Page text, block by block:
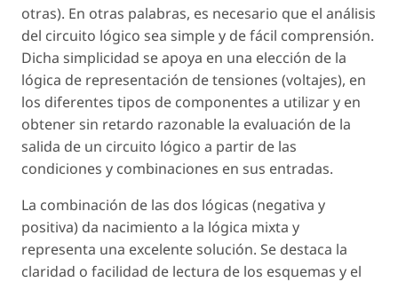
otras). En otras palabras, es necesario que el análisis
del circuito lógico sea simple y de fácil comprensión.
Dicha simplicidad se apoya en una elección de la
lógica de representación de tensiones (voltajes), en
los diferentes tipos de componentes a utilizar y en
obtener sin retardo razonable la evaluación de la
salida de un circuito lógico a partir de las
condiciones y combinaciones en sus entradas.
La combinación de las dos lógicas (negativa y
positiva) da nacimiento a la lógica mixta y
representa una excelente solución. Se destaca la
claridad o facilidad de lectura de los esquemas y el